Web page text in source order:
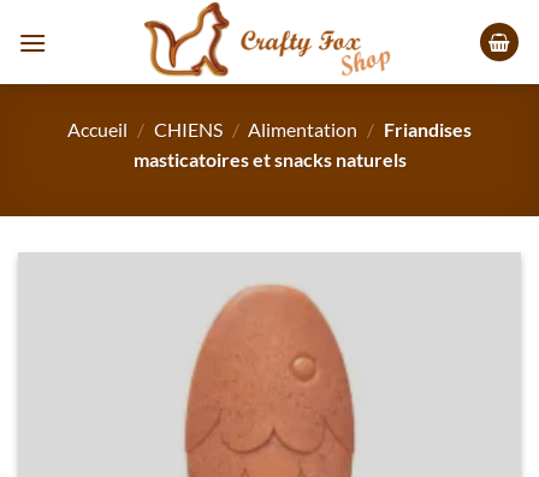
Accueil / CHIENS / Alimentation / Friandises
masticatoires et snacks naturels